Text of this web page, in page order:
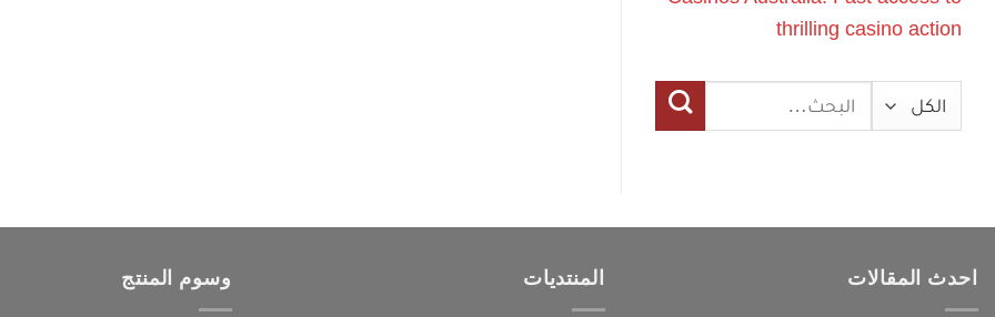
thrilling casino action
عن:
احدث المقالات المنتديات وسوم المنتج